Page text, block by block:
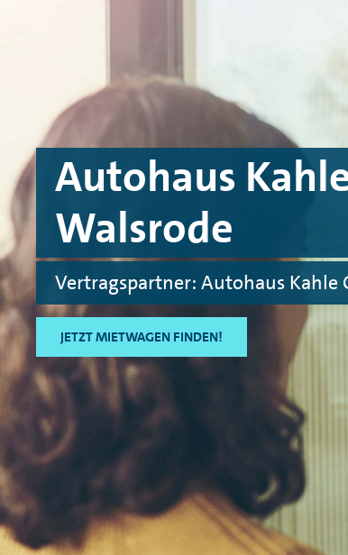
Autohaus
Walsrode
Vertragspartner: Autohaus Kahle
JETZT MIETWAGEN FINDEN!